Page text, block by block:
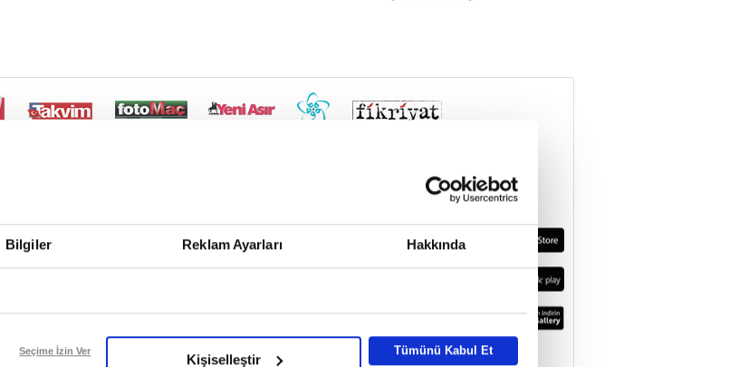
Bilgiler Reklam Ayarları Hakkında
Seçime İzin Ver
Kişiselleştir
Tümünü Kabul Et